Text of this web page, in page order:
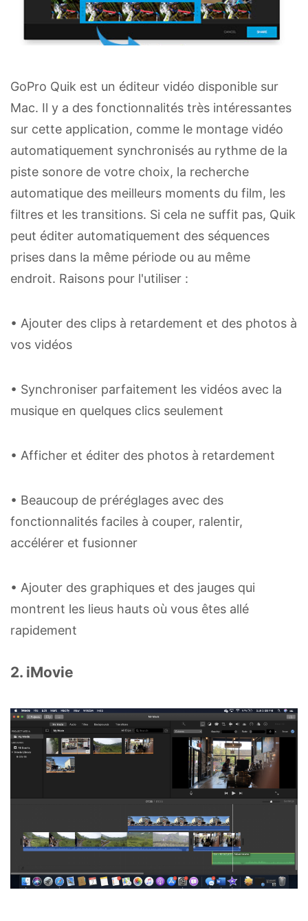
GoPro Quik est un éditeur vidéo disponible sur
Mac. Il y a des fonctionnalités très intéressantes
sur cette application, comme le montage vidéo
automatiquement synchronisés au rythme de la
piste sonore de votre choix, la recherche
automatique des meilleurs moments du film, les
filtres et les transitions. Si cela ne suffit pas, Quik
peut éditer automatiquement des séquences
prises dans la même période ou au même
endroit. Raisons pour l'utiliser :
• Ajouter des clips à retardement et des photos à
vos vidéos
• Synchroniser parfaitement les vidéos avec la
musique en quelques clics seulement
• Afficher et éditer des photos à retardement
• Beaucoup de préréglages avec des
fonctionnalités faciles à couper, ralentir,
accélérer et fusionner
• Ajouter des graphiques et des jauges qui
montrent les lieus hauts où vous êtes allé
rapidement
2. iMovie